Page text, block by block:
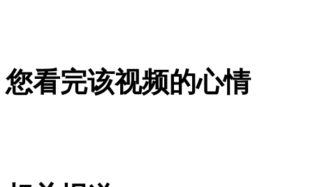
您看完该视频的心情